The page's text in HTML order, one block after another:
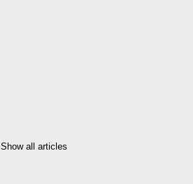
Show all articles